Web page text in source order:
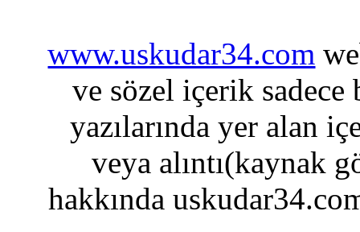
www.uskudar34.com
ve sözel içerik sadece
yazılarında yer alan
veya alıntı(kaynak
hakkında